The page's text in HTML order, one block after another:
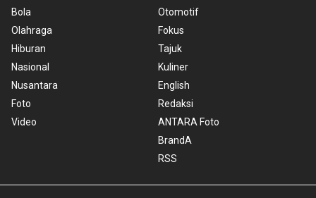
Bola
Olahraga
Hiburan
Nasional
Nusantara
Foto
Video
Otomotif
Fokus
Tajuk
Kuliner
English
Redaksi
ANTARA Foto
BrandA
RSS